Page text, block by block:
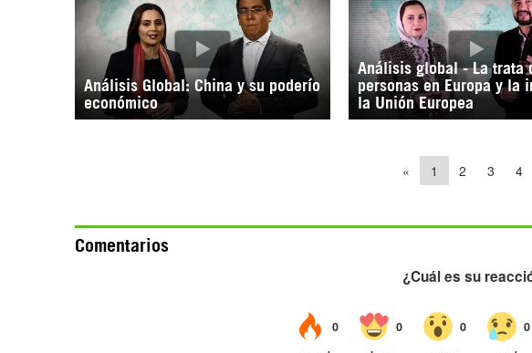
Análisis Global: China y su poderío
económico
Análisis global - La trata
personas en Europa y la
la Unión Europea
« 1 2 3 4
Comentarios